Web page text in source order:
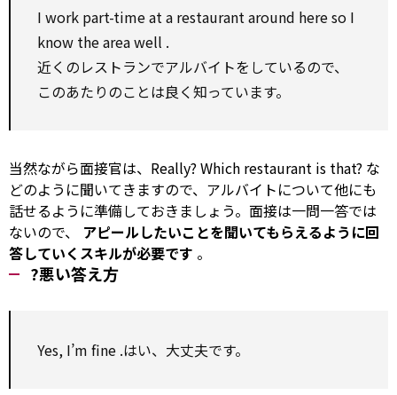
I work part-time at a restaurantaround hereso I
know theareawell .
近くのレストランでアルバイトをしているので、
このあたりのことは良く知っています。
当然ながら面接官は、Really?Which restaurant is that? な
どのように聞いてきますので、アルバイトについて他にも
話せるように準備しておきましょう。面接は一問一答では
ないので、 アピールしたいことを聞いてもらえるように回
答していくスキルが必要です 。
?悪い答え方
Yes, I’m fine .はい、大丈夫です。